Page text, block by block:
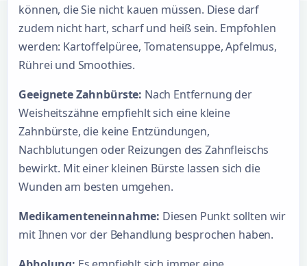
können, die Sie nicht kauen müssen. Diese darf
zudem nicht hart, scharf und heiß sein. Empfohlen
werden: Kartoffelpüree, Tomatensuppe, Apfelmus,
Rührei und Smoothies.
Geeignete Zahnbürste: Nach Entfernung der
Weisheitszähne empfiehlt sich eine kleine
Zahnbürste, die keine Entzündungen,
Nachblutungen oder Reizungen des Zahnfleischs
bewirkt. Mit einer kleinen Bürste lassen sich die
Wunden am besten umgehen.
Medikamenteneinnahme: Diesen Punkt sollten wir
mit Ihnen vor der Behandlung besprochen haben.